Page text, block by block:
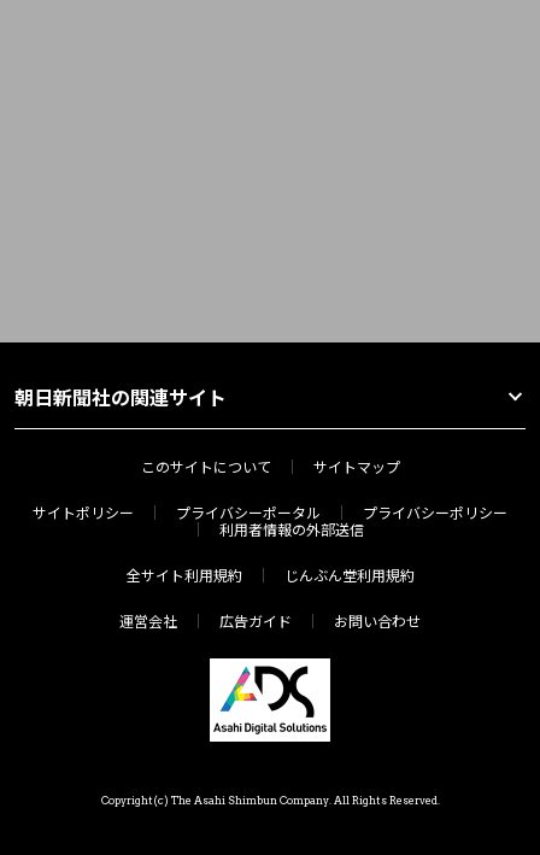
朝日新聞社の関連サイト
このサイトについて サイトマップ
サイトポリシー プライバシーポータル
プライバシーポリシー
利用者情報の外部送信
全サイト利用規約 じんぶん堂利用規約
運営会社 広告ガイド お問い合わせ
Copyright(c) The Asahi Shimbun Company. All Rights Reserved.